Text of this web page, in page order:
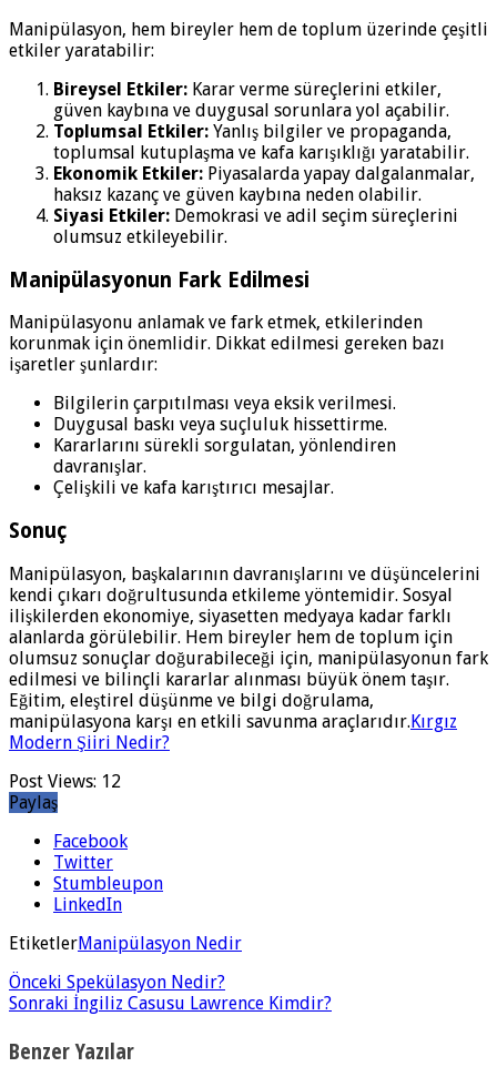
Manipülasyon, hem bireyler hem de toplum üzerinde çeşitli
etkiler yaratabilir:
Bireysel Etkiler: Karar verme süreçlerini etkiler,
güven kaybına ve duygusal sorunlara yol açabilir.
Toplumsal Etkiler: Yanlış bilgiler ve propaganda,
toplumsal kutuplaşma ve kafa karışıklığı yaratabilir.
Ekonomik Etkiler: Piyasalarda yapay dalgalanmalar,
haksız kazanç ve güven kaybına neden olabilir.
Siyasi Etkiler: Demokrasi ve adil seçim süreçlerini
olumsuz etkileyebilir.
Manipülasyonun Fark Edilmesi
Manipülasyonu anlamak ve fark etmek, etkilerinden
korunmak için önemlidir. Dikkat edilmesi gereken bazı
işaretler şunlardır:
Bilgilerin çarpıtılması veya eksik verilmesi.
Duygusal baskı veya suçluluk hissettirme.
Kararlarını sürekli sorgulatan, yönlendiren
davranışlar.
Çelişkili ve kafa karıştırıcı mesajlar.
Sonuç
Manipülasyon, başkalarının davranışlarını ve düşüncelerini
kendi çıkarı doğrultusunda etkileme yöntemidir. Sosyal
ilişkilerden ekonomiye, siyasetten medyaya kadar farklı
alanlarda görülebilir. Hem bireyler hem de toplum için
olumsuz sonuçlar doğurabileceği için, manipülasyonun fark
edilmesi ve bilinçli kararlar alınması büyük önem taşır.
Eğitim, eleştirel düşünme ve bilgi doğrulama,
manipülasyona karşı en etkili savunma araçlarıdır.Kırgız
Modern Şiiri Nedir?
Post Views: 12
Paylaş
Facebook
Twitter
Stumbleupon
LinkedIn
EtiketlerManipülasyon Nedir
Önceki Spekülasyon Nedir?
Sonraki İngiliz Casusu Lawrence Kimdir?
Benzer Yazılar